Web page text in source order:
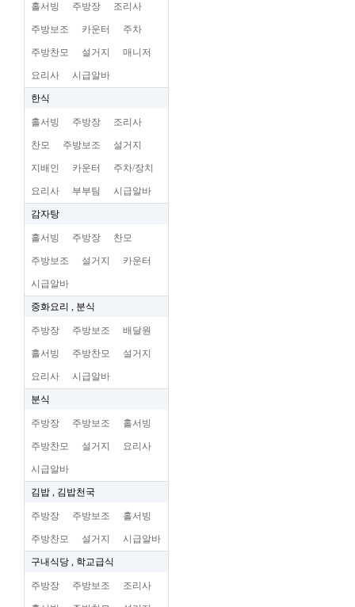
홀서빙 주방장 조리사
주방보조 카운터 주차
주방찬모 설거지 매니저
요리사 시급알바
한식
홀서빙 주방장 조리사
찬모 주방보조 설거지
지배인 카운터 주차/장치
요리사 부부팀 시급알바
감자탕
홀서빙 주방장 찬모
주방보조 설거지 카운터
시급알바
중화요리 , 분식
주방장 주방보조 배달원
홀서빙 주방찬모 설거지
요리사 시급알바
분식
주방장 주방보조 홀서빙
주방찬모 설거지 요리사
시급알바
김밥 , 김밥천국
주방장 주방보조 홀서빙
주방찬모 설거지 시급알바
구내식당 , 학교급식
주방장 주방보조 조리사